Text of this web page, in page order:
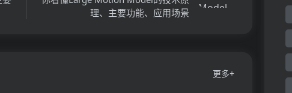
理、主要功能、应用场景
更多+